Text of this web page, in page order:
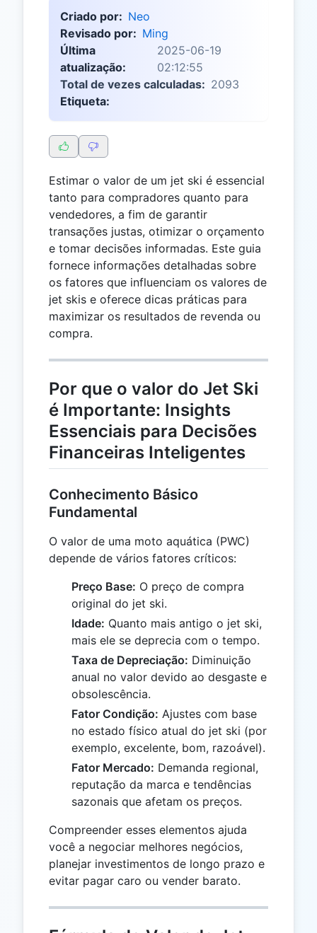
Criado por: Neo
Revisado por: Ming
Última
atualização:
2025-06-19
02:12:55
Total de vezes calculadas: 2093
Etiqueta:
Estimar o valor de um jet ski é essencial
tanto para compradores quanto para
vendedores, a fim de garantir
transações justas, otimizar o orçamento
e tomar decisões informadas. Este guia
fornece informações detalhadas sobre
os fatores que influenciam os valores de
jet skis e oferece dicas práticas para
maximizar os resultados de revenda ou
compra.
Por que o valor do Jet Ski
é Importante: Insights
Essenciais para Decisões
Financeiras Inteligentes
Conhecimento Básico
Fundamental
O valor de uma moto aquática (PWC)
depende de vários fatores críticos:
Preço Base: O preço de compra
original do jet ski.
Idade: Quanto mais antigo o jet ski,
mais ele se deprecia com o tempo.
Taxa de Depreciação: Diminuição
anual no valor devido ao desgaste e
obsolescência.
Fator Condição: Ajustes com base
no estado físico atual do jet ski (por
exemplo, excelente, bom, razoável).
Fator Mercado: Demanda regional,
reputação da marca e tendências
sazonais que afetam os preços.
Compreender esses elementos ajuda
você a negociar melhores negócios,
planejar investimentos de longo prazo e
evitar pagar caro ou vender barato.